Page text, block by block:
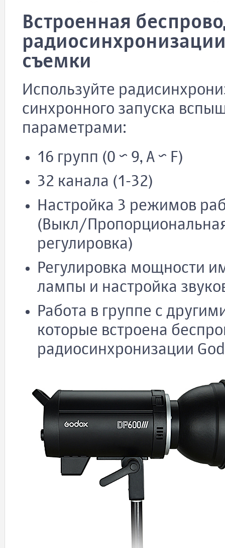
Встроенная
съемки
Используйте
синхронного запуска
параметрами:
16 групп (0 ~ 9, A ~ F)
32 канала (1-32)
Настройка 3 режимов
(Выкл/
регулировка)
Регулировка мощности
лампы и настройка
Работа в группе с
которые встроена
радиосинхронизации